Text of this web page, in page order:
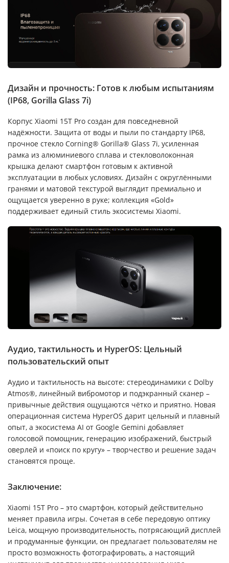
Дизайн и прочность: Готов к любым испытаниям
(IP68, Gorilla Glass 7i)
Корпус Xiaomi 15T Pro создан для повседневной
надёжности. Защита от воды и пыли по стандарту IP68,
прочное стекло Corning® Gorilla® Glass 7i, усиленная
рамка из алюминиевого сплава и стекловолоконная
крышка делают смартфон готовым к активной
эксплуатации в любых условиях. Дизайн с округлёнными
гранями и матовой текстурой выглядит премиально и
ощущается уверенно в руке; коллекция «Gold»
поддерживает единый стиль экосистемы Xiaomi.
Аудио, тактильность и HyperOS: Цельный
пользовательский опыт
Аудио и тактильность на высоте: стереодинамики с Dolby
Atmos®, линейный вибромотор и подэкранный сканер –
привычные действия ощущаются чётко и приятно. Новая
операционная система HyperOS дарит цельный и плавный
опыт, а экосистема AI от Google Gemini добавляет
голосовой помощник, генерацию изображений, быстрый
оверлей и «поиск по кругу» – творчество и решение задач
становятся проще.
Заключение:
Xiaomi 15T Pro – это смартфон, который действительно
меняет правила игры. Сочетая в себе передовую оптику
Leica, мощную производительность, потрясающий дисплей
и продуманные функции, он предлагает пользователям не
просто возможность фотографировать, а настоящий